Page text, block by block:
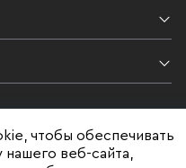
чтобы обеспечивать
веб-сайта,